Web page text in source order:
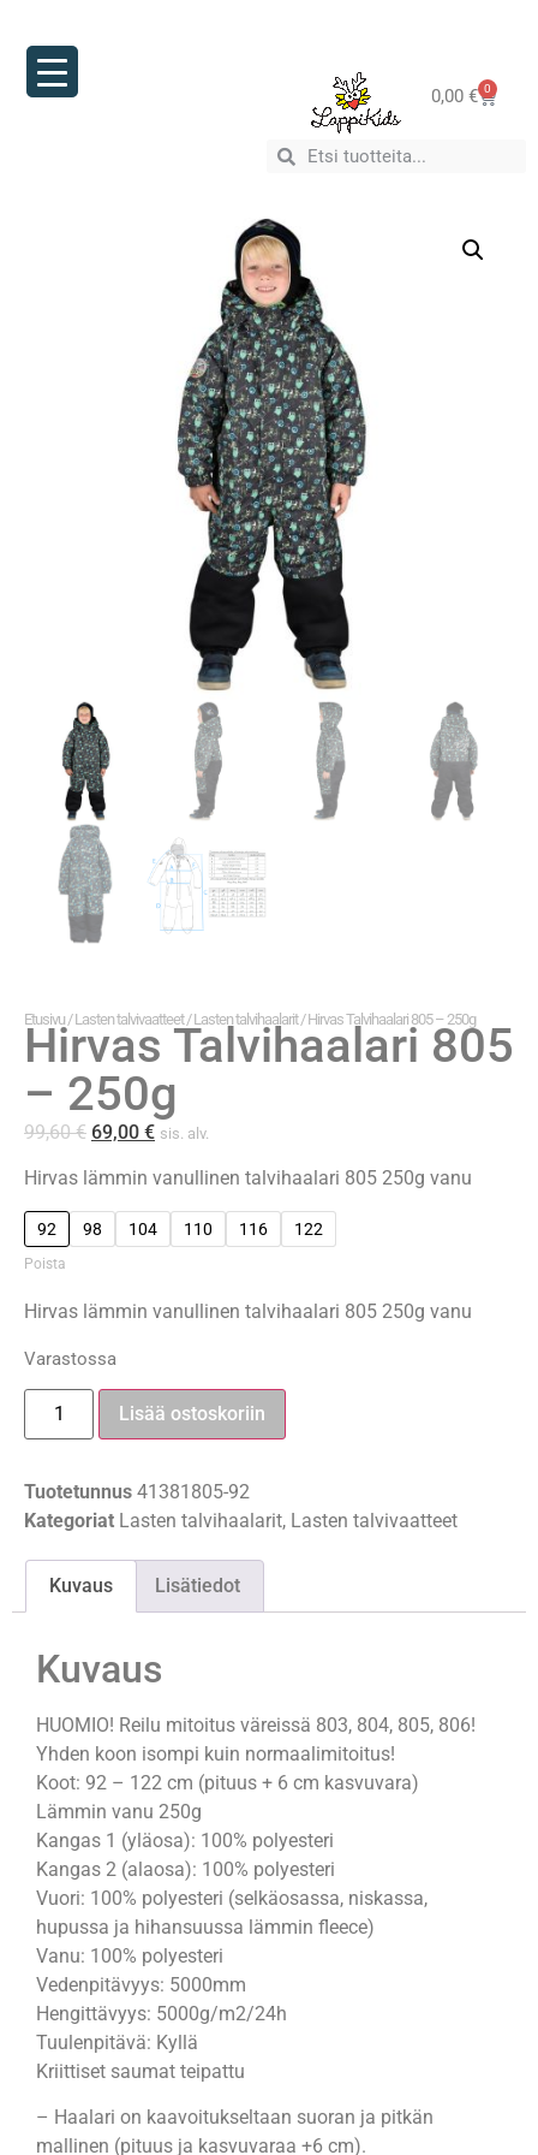
0,00 € 0
Etusivu /Lasten talvivaatteet/Lasten talvihaalarit/ Hirvas Talvihaalari 805 – 250g
Hirvas Talvihaalari 805
– 250g
99,60€ 69,00 € sis. alv.
Hirvas lämmin vanullinen talvihaalari 805 250g vanu
92 98 104 110 116 122
Poista
Hirvas lämmin vanullinen talvihaalari 805 250g vanu
Varastossa
Lisää ostoskoriin
Tuotetunnus 41381805-92
Kategoriat Lasten talvihaalarit, Lasten talvivaatteet
Kuvaus Lisätiedot
Kuvaus
HUOMIO! Reilu mitoitus väreissä 803, 804, 805, 806!
Yhden koon isompi kuin normaalimitoitus!
Koot: 92 – 122 cm (pituus + 6 cm kasvuvara)
Lämmin vanu 250g
Kangas 1 (yläosa): 100% polyesteri
Kangas 2 (alaosa): 100% polyesteri
Vuori: 100% polyesteri (selkäosassa, niskassa,
hupussa ja hihansuussa lämmin fleece)
Vanu: 100% polyesteri
Vedenpitävyys: 5000mm
Hengittävyys: 5000g/m2/24h
Tuulenpitävä: Kyllä
Kriittiset saumat teipattu
– Haalari on kaavoitukseltaan suoran ja pitkän
mallinen (pituus ja kasvuvaraa +6 cm).